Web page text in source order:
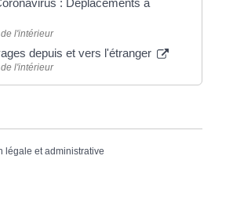
: Déplacements à
l'intérieur
depuis et vers l'étranger
l'intérieur
légale et administrative